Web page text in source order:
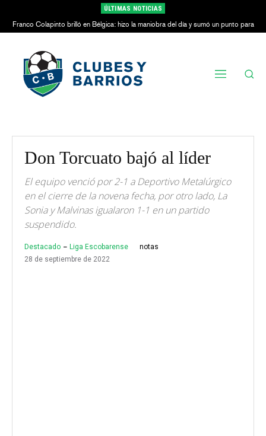
ÚLTIMAS NOTICIAS
Franco Colapinto brilló en Bélgica: hizo la maniobra del día y sumó un punto para
Alpine
Don Torcuato bajó al líder
El equipo venció por 2-1 a Deportivo Metalúrgico
en el cierre de la novena fecha, por otro lado, La
Sonia y Malvinas igualaron 1-1 en un partido
suspendido.
Destacado Liga Escobarense
notas
28 de septiembre de 2022